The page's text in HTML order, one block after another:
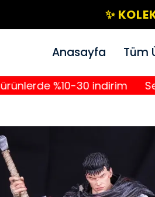
✨
Anasayfa Tüm
%10-30 indirim Seçili